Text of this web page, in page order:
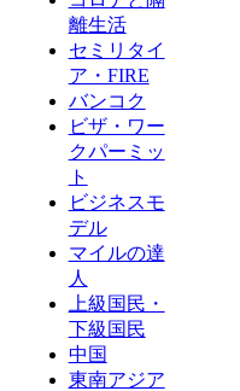
離生活
セミリタイ
ア・FIRE
バンコク
ビザ・ワー
クパーミッ
ト
ビジネスモ
デル
マイルの達
人
上級国民・
下級国民
中国
東南アジア